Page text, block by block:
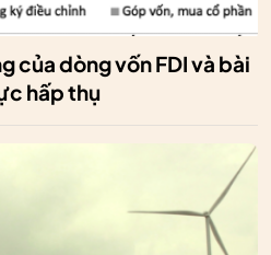
của dòng vốn FDI và bài
hấp thụ